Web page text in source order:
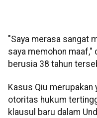
"Saya merasa sangat
saya memohon maaf,"
berusia 38 tahun
Kasus Qiu merupakan
otoritas hukum
klausul baru dalam